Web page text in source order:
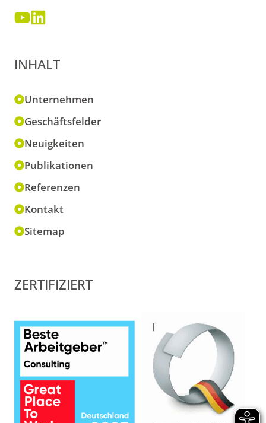
INHALT
Unternehmen
Geschäftsfelder
Neuigkeiten
Publikationen
Referenzen
Kontakt
Sitemap
ZERTIFIZIERT